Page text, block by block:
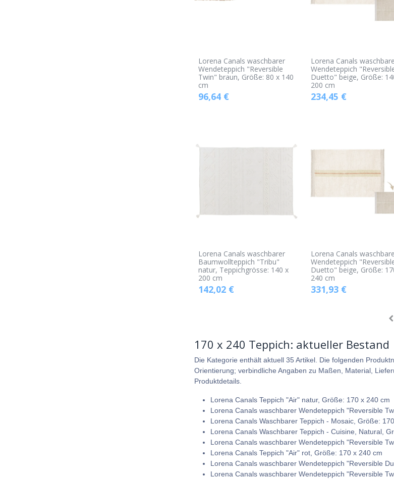
Lorena Canals waschbarer
Wendeteppich "Reversible
Twin" braun, Größe: 80 x 140
cm
96,64€
Lorena Canals
Wendeteppich
Duetto" beige, Größe:
200 cm
234,45 €
Lorena Canals waschbarer
Baumwollteppich "Tribu"
natur, Teppichgrösse: 140 x
200 cm
142,02€
Lorena Canals
Wendeteppich
Duetto" beige, Größe:
240 cm
331,93€
170 x 240 Teppich: aktueller Bestand
Die Kategorie enthält aktuell 35 Artikel. Die folgenden
Orientierung; verbindliche Angaben zu Maßen, Material,
Produktdetails.
Lorena Canals Teppich "Air" natur, Größe: 170 x 240 cm
Lorena Canals waschbarer Wendeteppich "Reversible
Lorena Canals Waschbarer Teppich - Mosaic, Größe:
Lorena Canals Waschbarer Teppich - Cuisine, Natural,
Lorena Canals waschbarer Wendeteppich "Reversible
Lorena Canals Teppich "Air" rot, Größe: 170 x 240 cm
Lorena Canals waschbarer Wendeteppich "Reversible
Lorena Canals waschbarer Wendeteppich "Reversible